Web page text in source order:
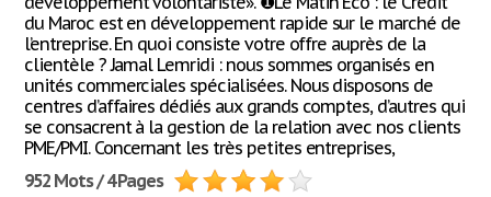
du Maroc est en développement rapide sur le marché de
l’entreprise. En quoi consiste votre offre auprès de la
clientèle ? Jamal Lemridi : nous sommes organisés en
unités commerciales spécialisées. Nous disposons de
centres d’affaires dédiés aux grands comptes, d’autres qui
se consacrent à la gestion de la relation avec nos clients
PME/PMI. Concernant les très petites entreprises,
952 Mots / 4 Pages